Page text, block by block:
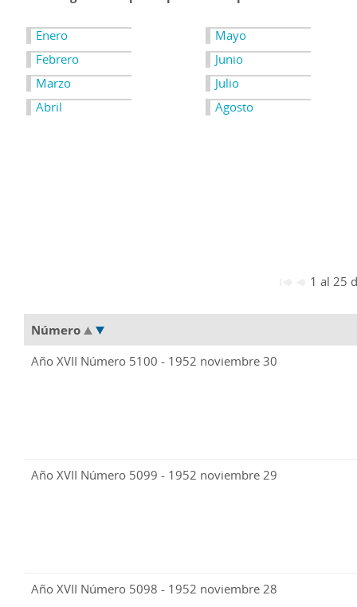
Enero
Febrero
Marzo
Abril
Mayo
Junio
Julio
Agosto
1 al 25
Número
Año XVII Número 5100 - 1952 noviembre 30
Año XVII Número 5099 - 1952 noviembre 29
Año XVII Número 5098 - 1952 noviembre 28